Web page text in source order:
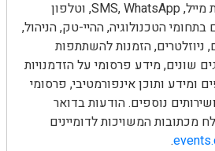
מכל אחד מהן, באמצעות מייל, SMS, WhatsApp, וטלפון
הטכנולוגיה, ההיי-טק, הניהול,
ניוזלטרים, הזמנות להשתתפות
שונים, מידע פרסומי על הזדמנויות
ומידע ותוכן אינפורמטיבי, פרסומי
נוספים. הודעות בדואר
מכתובות המשויכות לדומיינים
.